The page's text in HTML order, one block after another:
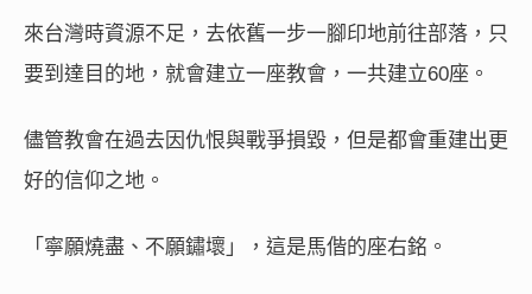
來台灣時資源不足，去依舊一步一腳印地前往部落，只
要到達目的地，就會建立一座教會，一共建立60座。
儘管教會在過去因仇恨與戰爭損毀，但是都會重建出更
好的信仰之地。
「寧願燒盡、不願鏽壞」，這是馬偕的座右銘。